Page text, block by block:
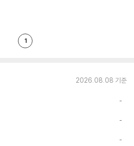
1
2026.08.08 기준